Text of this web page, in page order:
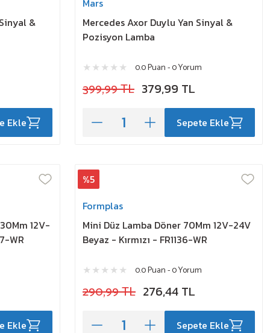
&
Ekle
Mars
Mercedes Axor Duylu Yan Sinyal &
Pozisyon Lamba
0.0 Puan - 0 Yorum
399,99 TL 379,99 TL
Sepete Ekle
12V-
WR
Ekle
%5
Formplas
Mini Düz Lamba Döner 70Mm 12V-24V
Beyaz - Kırmızı - FR1136-WR
0.0 Puan - 0 Yorum
290,99 TL 276,44 TL
Sepete Ekle